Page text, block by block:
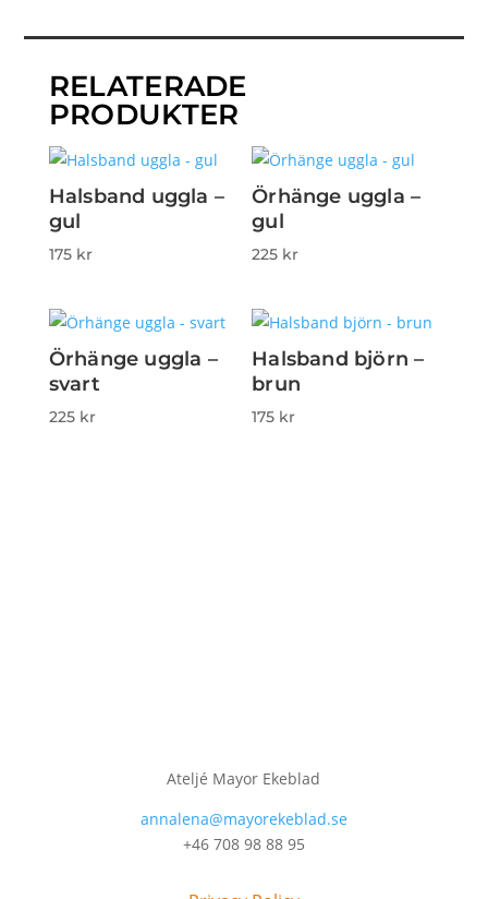
RELATERADE
PRODUKTER
Halsband uggla –
gul
175 kr
Örhänge uggla –
gul
225 kr
Örhänge uggla –
svart
225 kr
Halsband björn –
brun
175 kr
Ateljé Mayor Ekeblad
annalena@mayorekeblad.se
+46 708 98 88 95